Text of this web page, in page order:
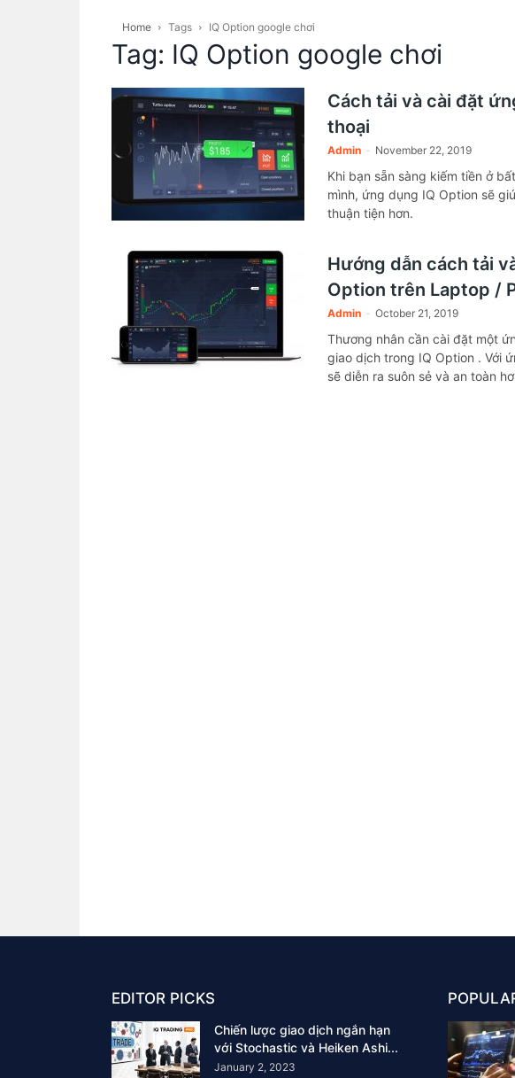
Home Tags IQ Option google chơi
Tag: IQ Option google chơi
Cách tải và cài đặt
thoại
Admin - November 22, 2019
Khi bạn sẵn sàng kiếm tiền ở
mình, ứng dụng IQ Option sẽ
thuận tiện hơn.
Hướng dẫn cách tải
Option trên Laptop /
Admin - October 21, 2019
Thương nhân cần cài đặt một
giao dịch trong IQ Option . Với
sẽ diễn ra suôn sẻ và an toàn
EDITOR PICKS
Chiến lược giao dịch ngắn hạn
với Stochastic và Heiken Ashi...
January 2, 2023